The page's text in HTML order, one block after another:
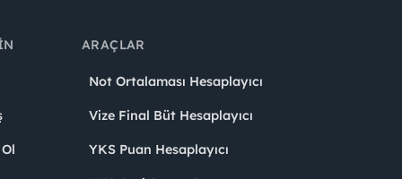
ARAÇLAR
Not Ortalaması Hesaplayıcı
Vize Final Büt Hesaplayıcı
YKS Puan Hesaplayıcı